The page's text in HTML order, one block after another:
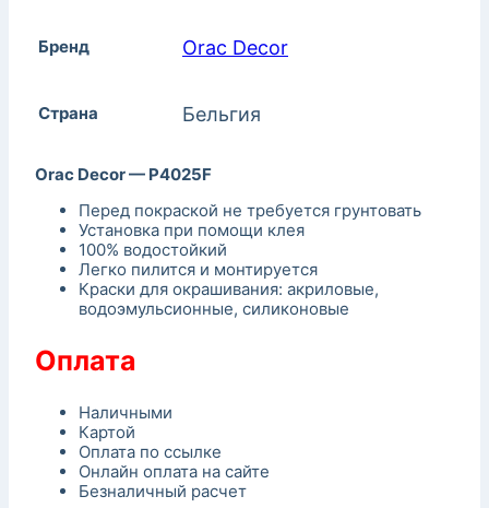
Бренд Orac Decor
Страна Бельгия
Orac Decor — P4025F
Перед покраской не требуется грунтовать
Установка при помощи клея
100% водостойкий
Легко пилится и монтируется
Краски для окрашивания: акриловые,
водоэмульсионные, силиконовые
Оплата
Наличными
Картой
Оплата по ссылке
Онлайн оплата на сайте
Безналичный расчет